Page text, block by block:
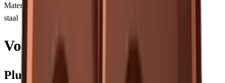
Materiaal
staal
Voordelen & nadelen
Pluspunten